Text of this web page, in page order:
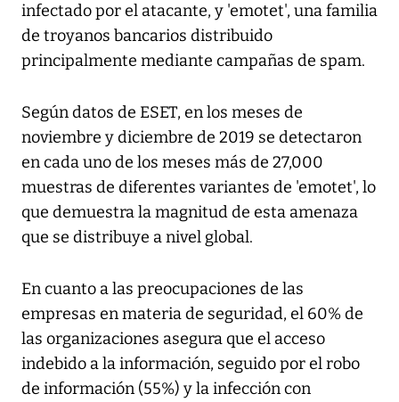
infectado por el atacante, y 'emotet', una familia
de troyanos bancarios distribuido
principalmente mediante campañas de spam.
Según datos de ESET, en los meses de
noviembre y diciembre de 2019 se detectaron
en cada uno de los meses más de 27,000
muestras de diferentes variantes de 'emotet', lo
que demuestra la magnitud de esta amenaza
que se distribuye a nivel global.
En cuanto a las preocupaciones de las
empresas en materia de seguridad, el 60% de
las organizaciones asegura que el acceso
indebido a la información, seguido por el robo
de información (55%) y la infección con